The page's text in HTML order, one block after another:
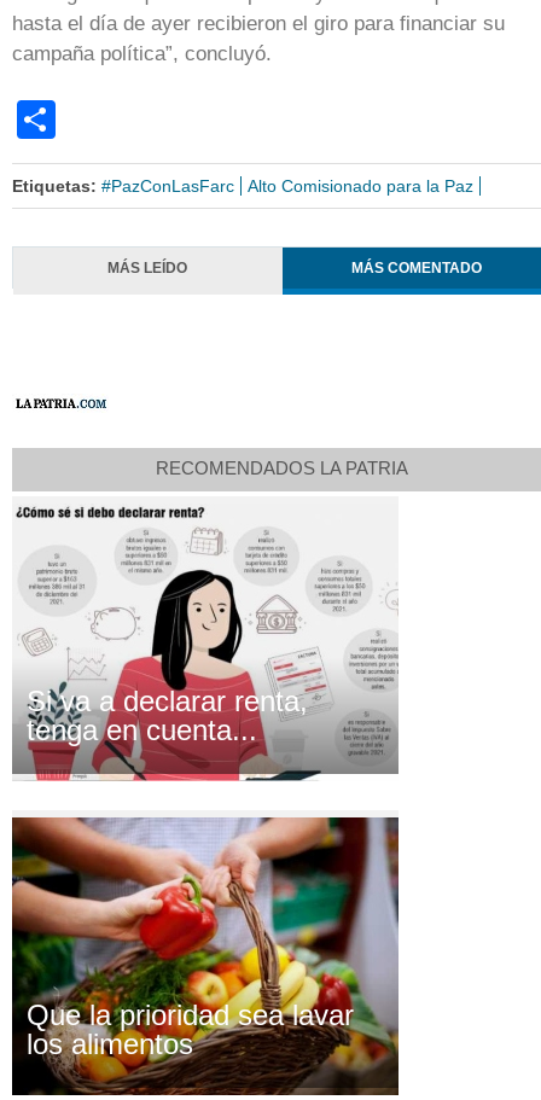
hasta el día de ayer recibieron el giro para financiar su
campaña política”, concluyó.
Etiquetas: #PazConLasFarc Alto Comisionado para la Paz
MÁS LEÍDO MÁS COMENTADO
RECOMENDADOS LA PATRIA
Si va a declarar renta,
tenga en cuenta...
Que la prioridad sea lavar
los alimentos